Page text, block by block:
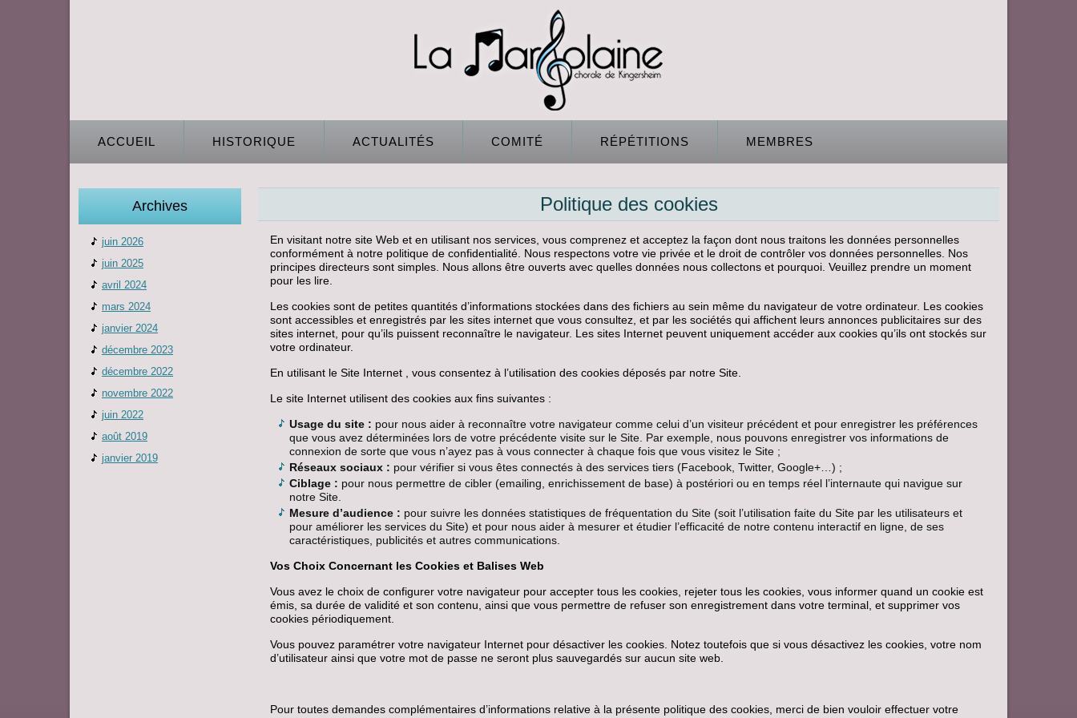
ACCUEIL HISTORIQUE ACTUALITÉS COMITÉ RÉPÉTITIONS MEMBRES
Archives
juin 2026
juin 2025
avril 2024
mars 2024
janvier 2024
décembre 2023
décembre 2022
novembre 2022
juin 2022
août 2019
janvier 2019
Politique des cookies
En visitant notre site Web et en utilisant nos services, vous comprenez et acceptez la façon dont nous traitons les données personnelles
conformément à notre politique de confidentialité. Nous respectons votre vie privée et le droit de contrôler vos données personnelles. Nos
principes directeurs sont simples. Nous allons être ouverts avec quelles données nous collectons et pourquoi. Veuillez prendre un moment
pour les lire.
Les cookies sont de petites quantités d’informations stockées dans des fichiers au sein même du navigateur de votre ordinateur. Les cookies
sont accessibles et enregistrés par les sites internet que vous consultez, et par les sociétés qui affichent leurs annonces publicitaires sur des
sites internet, pour qu’ils puissent reconnaître le navigateur. Les sites Internet peuvent uniquement accéder aux cookies qu’ils ont stockés sur
votre ordinateur.
En utilisant le Site Internet , vous consentez à l’utilisation des cookies déposés par notre Site.
Le site Internet utilisent des cookies aux fins suivantes :
Usage du site : pour nous aider à reconnaître votre navigateur comme celui d’un visiteur précédent et pour enregistrer les préférences
que vous avez déterminées lors de votre précédente visite sur le Site. Par exemple, nous pouvons enregistrer vos informations de
connexion de sorte que vous n’ayez pas à vous connecter à chaque fois que vous visitez le Site ;
Réseaux sociaux : pour vérifier si vous êtes connectés à des services tiers (Facebook, Twitter, Google+…) ;
Ciblage : pour nous permettre de cibler (emailing, enrichissement de base) à postériori ou en temps réel l’internaute qui navigue sur
notre Site.
Mesure d’audience : pour suivre les données statistiques de fréquentation du Site (soit l’utilisation faite du Site par les utilisateurs et
pour améliorer les services du Site) et pour nous aider à mesurer et étudier l’efficacité de notre contenu interactif en ligne, de ses
caractéristiques, publicités et autres communications.
Vos Choix Concernant les Cookies et Balises Web
Vous avez le choix de configurer votre navigateur pour accepter tous les cookies, rejeter tous les cookies, vous informer quand un cookie est
émis, sa durée de validité et son contenu, ainsi que vous permettre de refuser son enregistrement dans votre terminal, et supprimer vos
cookies périodiquement.
Vous pouvez paramétrer votre navigateur Internet pour désactiver les cookies. Notez toutefois que si vous désactivez les cookies, votre nom
d’utilisateur ainsi que votre mot de passe ne seront plus sauvegardés sur aucun site web.
Pour toutes demandes complémentaires d’informations relative à la présente politique des cookies, merci de bien vouloir effectuer votre